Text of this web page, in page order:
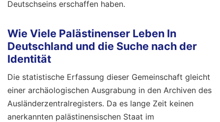
Deutschseins erschaffen haben.
Wie Viele Palästinenser Leben In
Deutschland und die Suche nach der
Identität
Die statistische Erfassung dieser Gemeinschaft gleicht
einer archäologischen Ausgrabung in den Archiven des
Ausländerzentralregisters. Da es lange Zeit keinen
anerkannten palästinensischen Staat im